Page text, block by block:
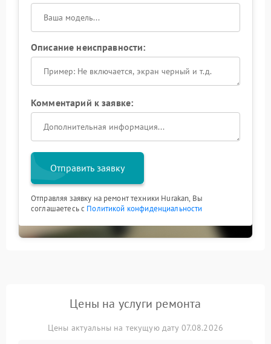
Описание неисправности:
Комментарий к заявке:
Отправить заявку
Отправляя заявку на ремонт техники Hurakan, Вы
соглашаетесь с Политикой конфиденциальности
Цены на услуги ремонта
Цены актуальны на текущую дату 07.08.2026